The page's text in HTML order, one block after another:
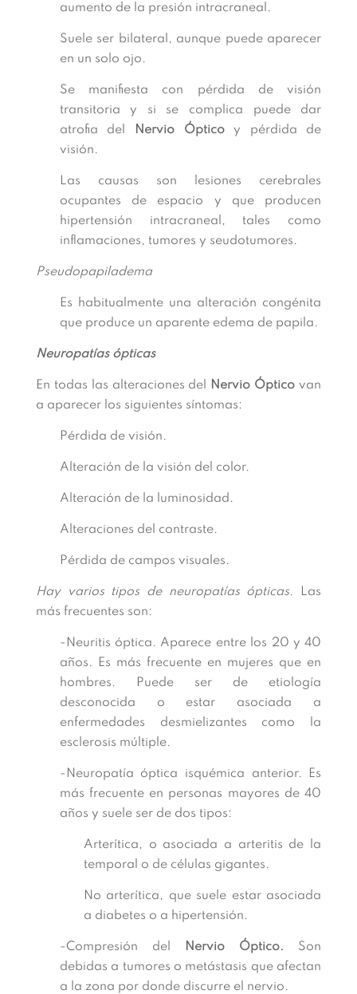
aumento de la presión intracraneal.
Suele ser bilateral, aunque puede aparecer
en un solo ojo.
Se manifiesta con pérdida de visión
transitoria y si se complica puede dar
atrofia del
Nervio Ópticoy pérdida de
visión.
Las causas son lesiones cerebrales
ocupantes de espacio y que producen
hipertensión intracraneal, tales como
inflamaciones, tumores y seudotumores.
Pseudopapiladema
Es habitualmente una alteración congénita
que produce un aparente edema de papila.
Neuropatías ópticas
En todas las alteraciones del Nervio Óptico van
a aparecer los siguientes síntomas:
Pérdida de visión.
Alteración de la visión del color.
Alteración de la luminosidad.
Alteraciones del contraste.
Pérdida de campos visuales.
Hay varios tipos de neuropatías ópticas. Las
más frecuentes son:
-Neuritis óptica. Aparece entre los 20 y 40
años. Es más frecuente en mujeres que en
hombres. Puede ser de etiología
desconocida o estar asociada a
enfermedades desmielizantes como la
esclerosis múltiple.
-Neuropatía óptica isquémica anterior. Es
más frecuente en personas mayores de 40
años y suele ser de dos tipos:
Arterítica, o asociada a arteritis de la
temporal o de células gigantes.
No arterítica, que suele estar asociada
a diabetes o a hipertensión.
-Compresión del Nervio Óptico. Son
debidas a tumores o metástasis que afectan
a la zona por donde discurre el nervio.